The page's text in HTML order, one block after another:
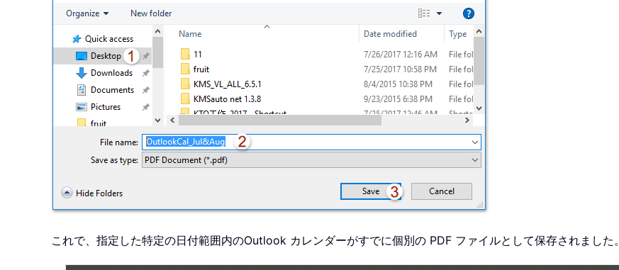
これで、指定した特定の日付範囲内のOutlook カレンダーがすでに個別の PDF ファイルとして保存されました。